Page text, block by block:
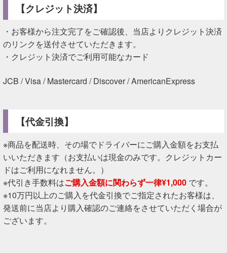
【クレジット決済】
・お客様から注文完了をご確認後、当店よりクレジット決済
のリンクを送付させていただきます。
・クレジット決済でご利用可能なカード
JCB / Visa / Mastercard / Discover / AmericanExpress
【代金引換】
※商品を配送時、その場でドライバーにご購入金額をお支払
いいただきます（お支払いは現金のみです。クレジットカー
ドはご利用になれません。）
※代引き手数料はご購入金額に関わらず一律¥1,000です。
※10万円以上のご購入を代金引換でご指定されたお客様は、
発送前に当店より購入確認のご連絡をさせていただく場合が
ございます。